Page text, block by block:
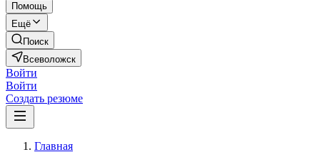
Помощь
Ещё
Поиск
Всеволожск
Войти
Войти
Создать резюме
Главная